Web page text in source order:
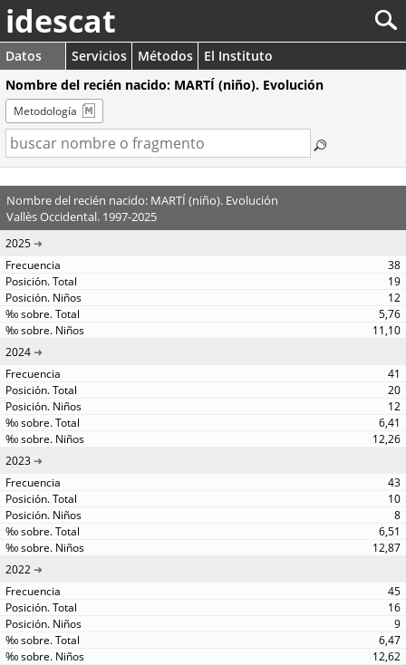
idescat
Datos Servicios Métodos
El Instituto
Nombre del recién nacido: MARTÍ (niño). Evolución
Metodología
Nombre del recién nacido: MARTÍ (niño). Evolución
Vallès Occidental. 1997-2025
2025
38
19
12
5,76
11,10
2024
41
20
12
6,41
12,26
2023
43
10
8
6,51
12,87
2022
45
16
9
6,47
12,62